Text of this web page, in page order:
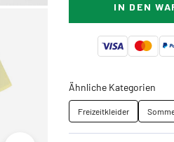
IN DEN
Ähnliche Kategorien
Freizeitkleider